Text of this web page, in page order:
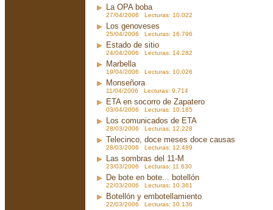
La OPA boba
27/04/2006 Lecturas: 10.022
Los genoveses
25/04/2006 Lecturas: 16.796
Estado de sitio
24/04/2006 Lecturas: 14.282
Marbella
19/04/2006 Lecturas: 10.026
Monseñora
11/04/2006 Lecturas: 9.714
ETA en socorro de Zapatero
03/04/2006 Lecturas: 10.185
Los comunicados de ETA
28/03/2006 Lecturas: 12.228
Telecinco, doce meses doce causas
28/03/2006 Lecturas: 12.489
Las sombras del 11-M
23/03/2006 Lecturas: 11.630
De bote en bote... botellón
22/03/2006 Lecturas: 10.361
Botellón y embotellamiento
22/03/2006 Lecturas: 10.136